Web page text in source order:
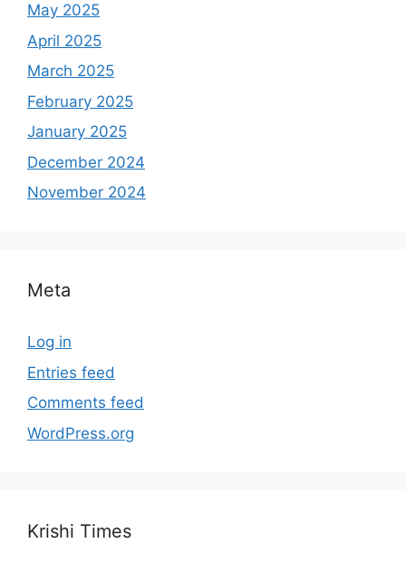
May 2025
April 2025
March 2025
February 2025
January 2025
December 2024
November 2024
Meta
Log in
Entries feed
Comments feed
WordPress.org
Krishi Times